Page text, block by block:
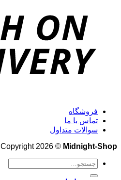
فروشگاه
تماس با ما
سوالات متداول
Copyright 2026 © Midnight-Shop
جستجو